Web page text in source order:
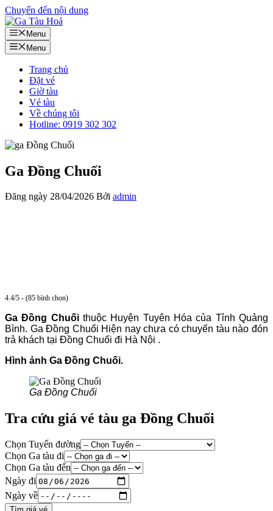
Chuyển đến nội dung
Menu
Menu
Trang chủ
Đặt vé
Giờ tàu
Vé tàu
Về chúng tôi
Hotline: 0919 302 302
Ga Đồng Chuối
Đăng ngày 28/04/2026 Bởi admin
4.4/5 - (85 bình chọn)
Ga Đồng Chuốithuộc Huyện Tuyên Hóa của Tỉnh Quảng
Bình. Ga Đồng Chuối Hiện nay chưa có chuyến tàu nào đón
trả khách tại Đồng Chuối đi Hà Nội .
Hình ảnh Ga Đồng Chuối.
Ga Đồng Chuối
Tra cứu giá vé tàu ga Đồng Chuối
Chọn Tuyến đường
Chọn Ga tàu đi
Chọn Ga tàu đến
Ngày đi
Ngày về